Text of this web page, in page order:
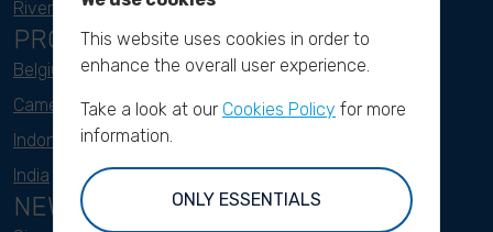
River Cleanup Challenge
PROJECTS
Belgium
Cameroon
Indonesia
India
NEWSLETTER
This website uses cookies in order to
enhance the overall user experience.
Take a look at our Cookies Policy for more
information.
ONLY ESSENTIALS